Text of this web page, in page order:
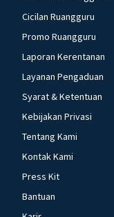
Cicilan Ruangguru
Promo Ruangguru
Laporan Kerentanan
Layanan Pengaduan
Syarat & Ketentuan
Kebijakan Privasi
Tentang Kami
Kontak Kami
Press Kit
Bantuan